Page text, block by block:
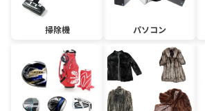
掃除機 パソコン